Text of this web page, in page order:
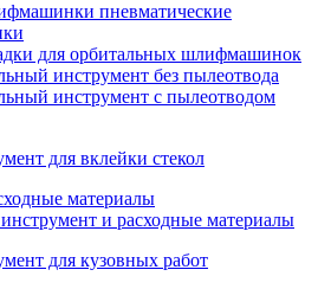
пневматические
для орбитальных шлифмашинок
инструмент без пылеотвода
инструмент с пылеотводом
для вклейки стекол
материалы
и расходные материалы
для кузовных работ